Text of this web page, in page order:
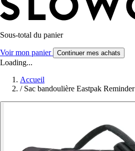
Sous-total du panier
Voir mon panier Continuer mes achats
Loading...
Accueil
/ Sac bandoulière Eastpak Reminder